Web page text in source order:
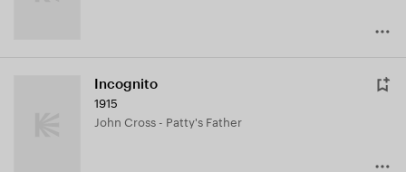
Incognito
1915
John Cross - Patty's Father